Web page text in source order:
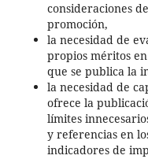
consideraciones
promoción,
la necesidad de
propios méritos
que se publica la
la necesidad de
ofrece la
límites
y referencias en
indicadores de